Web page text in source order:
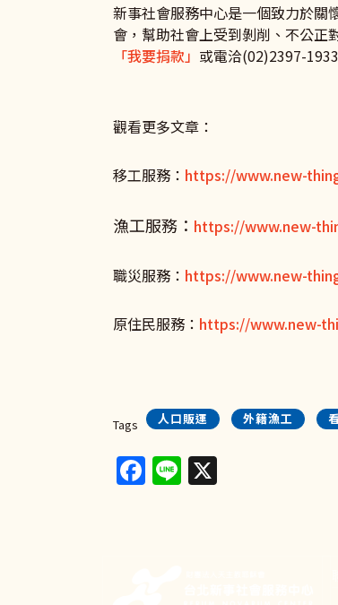
新事社會服務中心是一個致力於關
會，幫助社會上受到剝削、不公正
「我要捐款」 或電洽(02)2397-
觀看更多文章：
移工服務： https://www.new-
漁工服務： https://www.new-
職災服務： https://www.new-
原住民服務： https://www.new-
Tags 人口販運 外籍漁工
Facebook
Line